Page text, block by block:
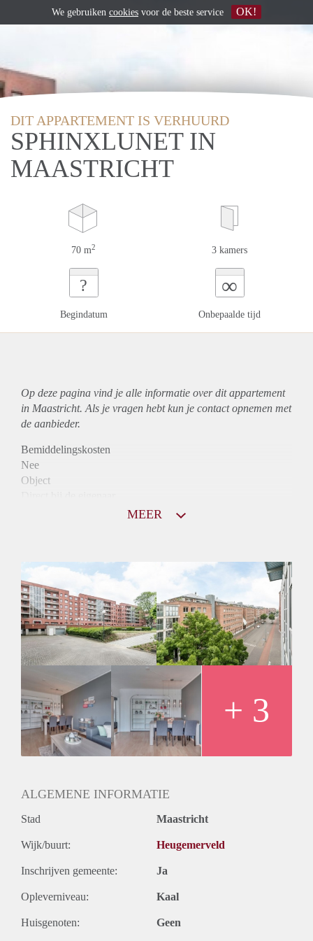
DIT APPARTEMENT IS VERHUURD
SPHINXLUNET IN
MAASTRICHT
70 m2 3 kamers
?
Begindatum
∞
Onbepaalde tijd
Op deze pagina vind je alle informatie over ditappartement
in Maastricht. Als je vragen hebt kun je contact opnemen met
de aanbieder.
Bemiddelingskosten
Nee
Object
Huurtoeslag
Niet mogelijk
Inkomen eis
3,1 X Maandhuur Bruto
Huurtermijn
Onbepaalde termijn
Oplevering
MEER
+ 3
ALGEMENE INFORMATIE
Stad Maastricht
Wijk/buurt: Heugemerveld
Inschrijven gemeente: Ja
Opleverniveau: Kaal
Huisgenoten: Geen
We gebruiken cookies voor de beste service OK!